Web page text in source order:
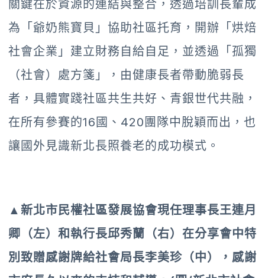
關鍵在於資源的連結與整合，透過培訓長輩成
為「爺奶熊寶貝」協助社區托育，開辦「烘焙
社會企業」建立財務自給自足，並透過「孤獨
（社會）處方箋」，由健康長者帶動脆弱長
者，具體實踐社區共生共好、青銀世代共融，
在所有參賽的16國、420團隊中脫穎而出，也
讓國外見識新北長照養老的成功模式。
▲新北市民權社區發展協會現任理事長王連月
卿（左）和執行長邱秀蘭（右）在分享會中特
別致贈感謝牌給社會局長李美珍（中），感謝